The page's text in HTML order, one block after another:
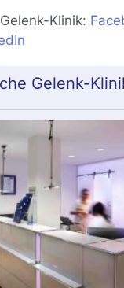
Klinik:
Gelenk-